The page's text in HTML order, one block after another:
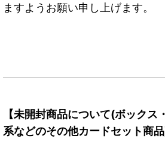
ますようお願い申し上げます。
【未開封商品について(ボックス
系などのその他カードセット商品)